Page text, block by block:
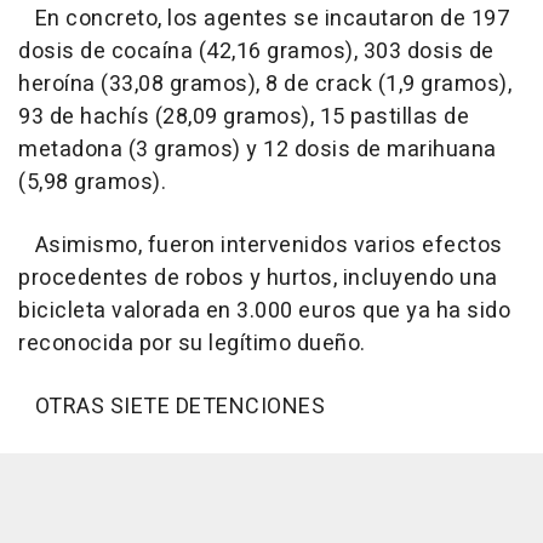
En concreto, los agentes se incautaron de 197
dosis de cocaína (42,16 gramos), 303 dosis de
heroína (33,08 gramos), 8 de crack (1,9 gramos),
93 de hachís (28,09 gramos), 15 pastillas de
metadona (3 gramos) y 12 dosis de marihuana
(5,98 gramos).
Asimismo, fueron intervenidos varios efectos
procedentes de robos y hurtos, incluyendo una
bicicleta valorada en 3.000 euros que ya ha sido
reconocida por su legítimo dueño.
OTRAS SIETE DETENCIONES